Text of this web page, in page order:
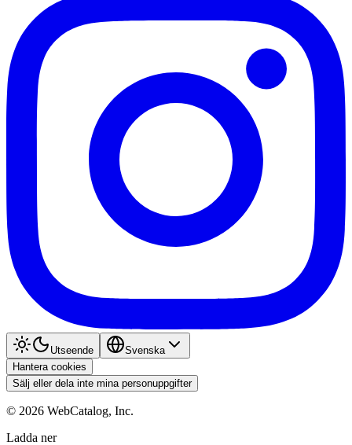
Utseende
Svenska
Hantera cookies
Sälj eller dela inte mina personuppgifter
© 2026 WebCatalog, Inc.
Ladda ner